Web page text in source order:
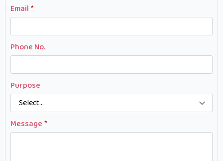
Email *
Phone No.
Purpose
Message *